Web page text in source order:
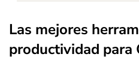
Las mejores
productividad para